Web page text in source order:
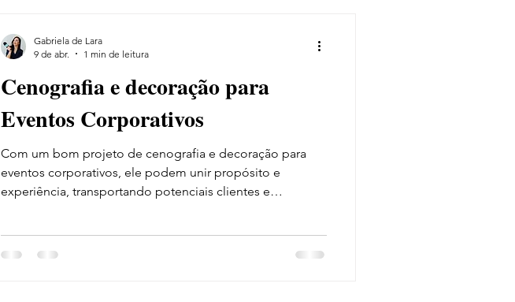
Cenografia e decoração para
Eventos Corporativos
Com um bom projeto de cenografia e decoração para
eventos corporativos, ele podem unir propósito e
experiência, transportando potenciais clientes e
Gabriela de Lara
9 de abr.
1 min de leitura